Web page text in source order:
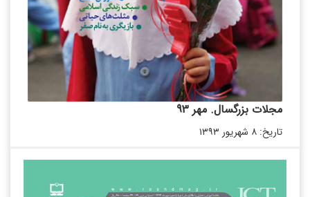
مجلات بزرگسال. مهر 93
تاریخ: ۸ شهریور ۱۳۹۳